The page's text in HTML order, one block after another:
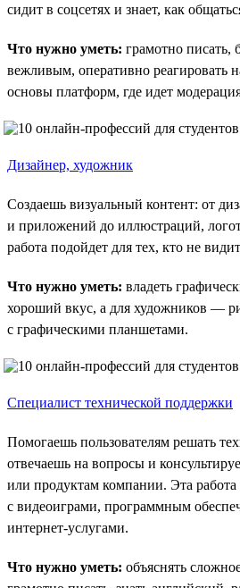
сидит в соцсетях и знает, как
Что нужно уметь: грамотно писать,
вежливым, оперативно реагировать
основы платформ, где идет
Дизайнер, художник
Создаешь визуальный контент: от
и приложений до иллюстраций,
работа подойдет для тех, кто не
Что нужно уметь: владеть
хороший вкус, а для художников —
с графическими планшетами.
Специалист технической поддержки
Помогаешь пользователям решать
отвечаешь на вопросы и
или продуктам компании. Эта работа
с видеоиграми, программным
интернет-услугами.
Что нужно уметь: объяснять